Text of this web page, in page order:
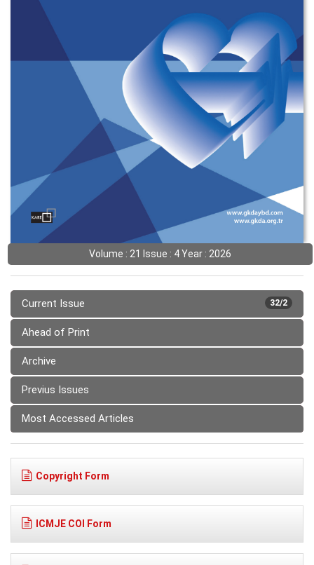
Volume : 21 Issue : 4 Year : 2026
32/2
Current Issue
Ahead of Print
Archive
Previus Issues
Most Accessed Articles
Copyright Form
ICMJE COI Form